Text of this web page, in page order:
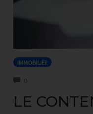
IMMOBILIER
0COMMENTS
LE